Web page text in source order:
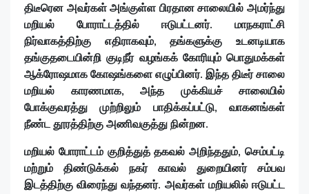
திடீரென அவர்கள் அங்குள்ள பிரதான சாலையில் அமர்ந்து
மறியல் போராட்டத்தில் ஈடுபட்டனர். மாநகராட்சி
நிர்வாகத்திற்கு எதிராகவும், தங்களுக்கு உடனடியாக
தங்குதடையின்றி குடிநீர் வழங்கக் கோரியும் பொதுமக்கள்
ஆக்ரோஷமாக கோஷங்களை எழுப்பினர். இந்த திடீர் சாலை
மறியல் காரணமாக, அந்த முக்கியச் சாலையில்
போக்குவரத்து முற்றிலும் பாதிக்கப்பட்டு, வாகனங்கள்
நீண்ட தூரத்திற்கு அணிவகுத்து நின்றன.
மறியல் போராட்டம் குறித்துத் தகவல் அறிந்ததும், செம்பட்டி
மற்றும் திண்டுக்கல் நகர் காவல் துறையினர் சம்பவ
இடத்திற்கு விரைந்து வந்தனர். அவர்கள் மறியலில் ஈடுபட்ட